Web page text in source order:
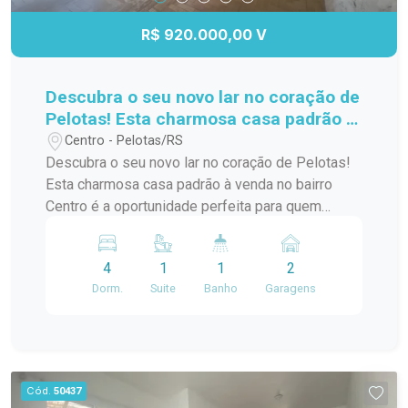
R$ 920.000,00 V
Descubra o seu novo lar no coração de
Pelotas! Esta charmosa casa padrão à
venda no bairro Centro é a
oportunidade perfeita para quem
busca conforto e praticidade. Com
uma localização privilegiada, você
comodidades,
Centro - Pelotas/RS
Descubra o seu novo lar no coração de Pelotas!
Esta charmosa casa padrão à venda no bairro
Centro é a oportunidade perfeita para quem
localização privilegiada, você estará a poucos
passos de diversas comodidades, como
supermercados, restaurantes, lojas e escolas. A
iluminados, proporcionando um ambiente
acolhedor. A sala de estar é ideal para receber
4
Dorm.
1
Suite
1
Banho
2
Garagens
Cód. 50437